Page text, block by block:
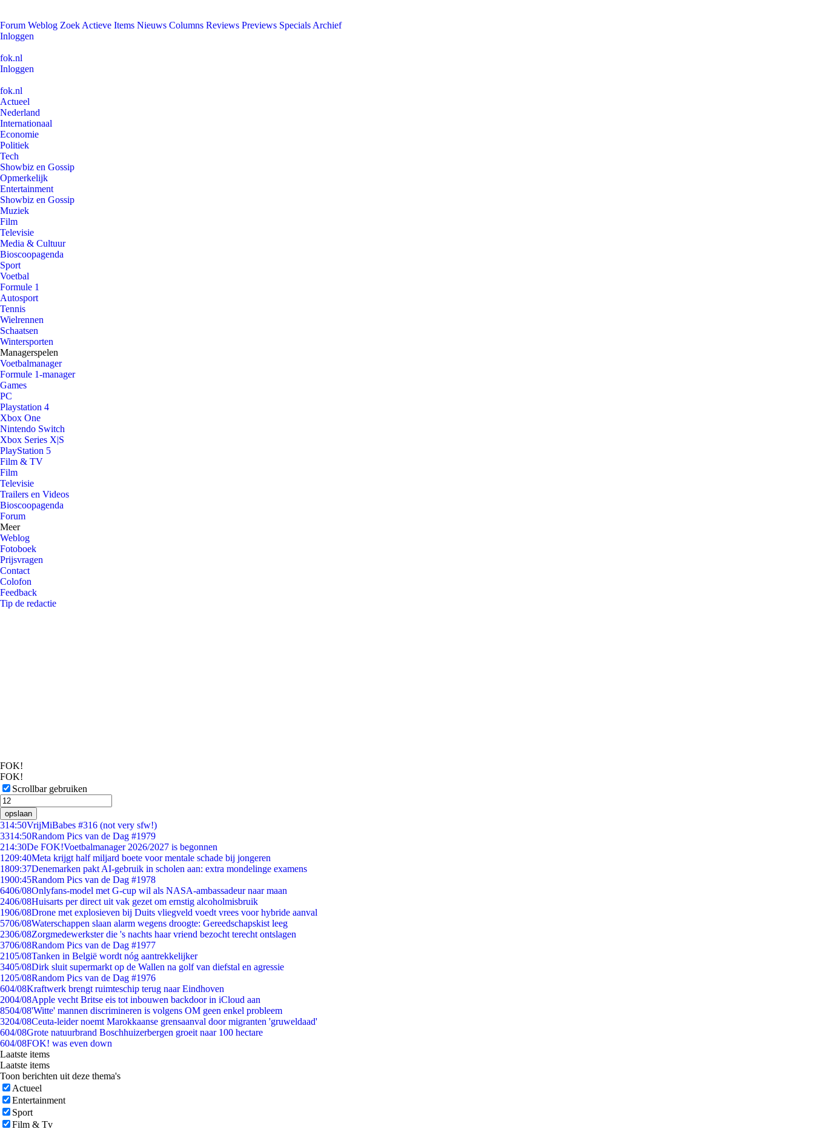
Forum Weblog Zoek Actieve Items Nieuws Columns Reviews Previews Specials Archief
Inloggen
fok.nl
Inloggen
fok.nl
Actueel
Nederland
Internationaal
Economie
Politiek
Tech
Showbiz en Gossip
Opmerkelijk
Entertainment
Showbiz en Gossip
Muziek
Film
Televisie
Media & Cultuur
Bioscoopagenda
Sport
Voetbal
Formule 1
Autosport
Tennis
Wielrennen
Schaatsen
Wintersporten
Managerspelen
Voetbalmanager
Formule 1-manager
Games
PC
Playstation 4
Xbox One
Nintendo Switch
Xbox Series X|S
PlayStation 5
Film & TV
Film
Televisie
Trailers en Videos
Bioscoopagenda
Forum
Meer
Weblog
Fotoboek
Prijsvragen
Contact
Colofon
Feedback
Tip de redactie
FOK!
FOK!
Scrollbar gebruiken
opslaan
314:50VrijMiBabes #316 (not very sfw!)
3314:50Random Pics van de Dag #1979
214:30De FOK!Voetbalmanager 2026/2027 is begonnen
1209:40Meta krijgt half miljard boete voor mentale schade bij jongeren
1809:37Denemarken pakt AI-gebruik in scholen aan: extra mondelinge examens
1900:45Random Pics van de Dag #1978
6406/08Onlyfans-model met G-cup wil als NASA-ambassadeur naar maan
2406/08Huisarts per direct uit vak gezet om ernstig alcoholmisbruik
1906/08Drone met explosieven bij Duits vliegveld voedt vrees voor hybride aanval
5706/08Waterschappen slaan alarm wegens droogte: Gereedschapskist leeg
2306/08Zorgmedewerkster die 's nachts haar vriend bezocht terecht ontslagen
3706/08Random Pics van de Dag #1977
2105/08Tanken in België wordt nóg aantrekkelijker
3405/08Dirk sluit supermarkt op de Wallen na golf van diefstal en agressie
1205/08Random Pics van de Dag #1976
604/08Kraftwerk brengt ruimteschip terug naar Eindhoven
2004/08Apple vecht Britse eis tot inbouwen backdoor in iCloud aan
8504/08'Witte' mannen discrimineren is volgens OM geen enkel probleem
3204/08Ceuta-leider noemt Marokkaanse grensaanval door migranten 'gruweldaad'
604/08Grote natuurbrand Boschhuizerbergen groeit naar 100 hectare
604/08FOK! was even down
Laatste items
Laatste items
Toon berichten uit deze thema's
Actueel
Entertainment
Sport
Film & Tv